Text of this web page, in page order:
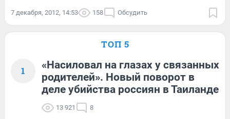
7 декабря, 2012, 14:53 158 Обсудить
ТОП 5
1
«Насиловал на глазах у связанных
родителей». Новый поворот в
деле убийства россиян в Таиланде
13 921 8